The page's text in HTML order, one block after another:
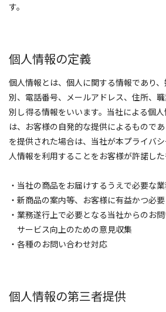
す。
個人情報の定義
個人情報とは、個人に関する情報であり
別、電話番号、メールアドレス、住所、
別し得る情報をいいます。当社による個
は、お客様の自発的な提供によるもので
を提供された場合は、当社が本プライバ
人情報を利用することをお客様が許諾した
・当社の商品をお届けするうえで必要な
・新商品の案内等、お客様に有益かつ必
・業務遂行上で必要となる当社からのお
サービス向上のための意見収集
・各種のお問い合わせ対応
個人情報の第三者提供